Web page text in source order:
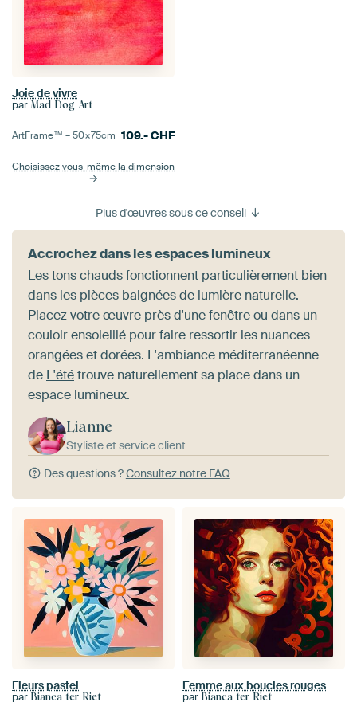
Joie de vivre
par Mad Dog Art
ArtFrame™ –50×75cm 109.-CHF
Choisissez vous-même la dimension
Plus d'œuvres sous ce conseil
Accrochez dans les espaces lumineux
Les tons chauds fonctionnent particulièrement bien
dans les pièces baignées de lumière naturelle.
Placez votre œuvre près d'une fenêtre ou dans un
couloir ensoleillé pour faire ressortir les nuances
orangées et dorées. L'ambiance méditerranéenne
de L'ététrouve naturellement sa place dans un
espace lumineux.
Lianne
Styliste et service client
Des questions ?Consultez notre FAQ
Fleurs pastel
par Bianca ter Riet
Femme aux boucles rouges
par Bianca ter Riet